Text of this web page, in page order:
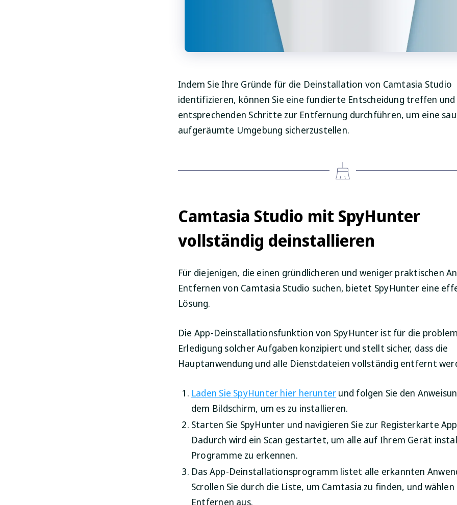
Indem Sie Ihre Gründe für die Deinstallation von Camtasia Studio
identifizieren, können Sie eine fundierte Entscheidung treffen und
entsprechenden Schritte zur Entfernung durchführen, um eine
aufgeräumte Umgebung sicherzustellen.
Camtasia Studio mit SpyHunter
vollständig deinstallieren
Für diejenigen, die einen gründlicheren und weniger praktischen
Entfernen von Camtasia Studio suchen, bietet SpyHunter eine
Lösung.
Die App-Deinstallationsfunktion von SpyHunter ist für die
Erledigung solcher Aufgaben konzipiert und stellt sicher, dass die
Hauptanwendung und alle Dienstdateien vollständig entfernt
Laden Sie SpyHunter hier herunter und folgen Sie den
dem Bildschirm, um es zu installieren.
Starten Sie SpyHunter und navigieren Sie zur Registerkarte
Dadurch wird ein Scan gestartet, um alle auf Ihrem Gerät
Programme zu erkennen.
Das App-Deinstallationsprogramm listet alle erkannten
Scrollen Sie durch die Liste, um Camtasia zu finden, und wählen
Entfernen aus.